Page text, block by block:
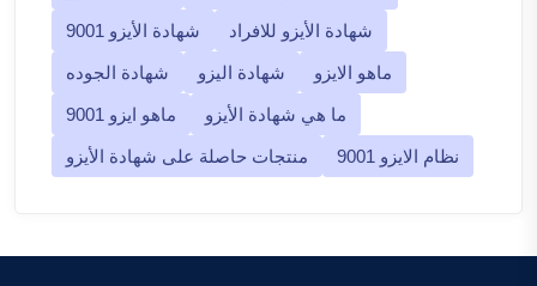
شهادة الأيزو 9001 شهادة الأيزو للافراد
شهادة الجوده شهادة اليزو ماهو الايزو
ماهو ايزو 9001 ما هي شهادة الأيزو
منتجات حاصلة على شهادة الأيزو نظام الايزو 9001